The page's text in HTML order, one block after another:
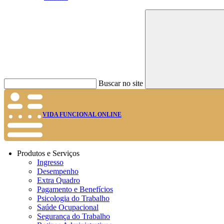
Buscar no site
VIDA FUNCIONAL ONLINE
Produtos e Serviços
Ingresso
Desempenho
Extra Quadro
Pagamento e Benefícios
Psicologia do Trabalho
Saúde Ocupacional
Segurança do Trabalho